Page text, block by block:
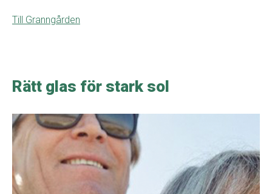
Till Granngården
Rätt glas för stark sol